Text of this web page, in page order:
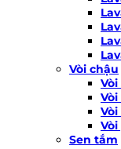
Vòi chậu
Sen tắm